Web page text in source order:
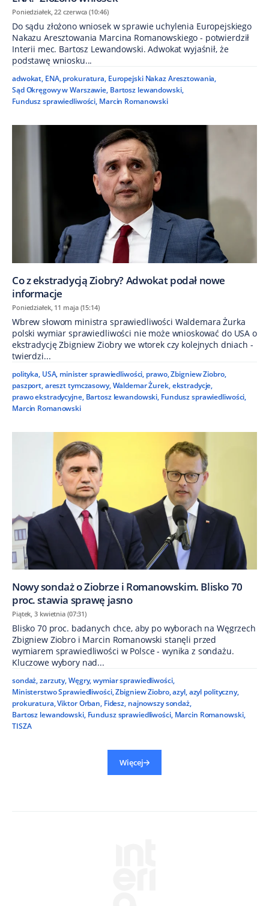
Poniedziałek, 22 czerwca (10:46)
Do sądu złożono wniosek w sprawie uchylenia Europejskiego
Nakazu Aresztowania Marcina Romanowskiego - potwierdził
Interii mec. Bartosz Lewandowski. Adwokat wyjaśnił, że
podstawę wniosku...
adwokat, ENA, prokuratura, Europejski Nakaz Aresztowania,
Sąd Okręgowy w Warszawie, Bartosz lewandowski,
Fundusz sprawiedliwości, Marcin Romanowski
Co z ekstradycją Ziobry? Adwokat podał nowe
informacje
Poniedziałek, 11 maja (15:14)
Wbrew słowom ministra sprawiedliwości Waldemara Żurka
polski wymiar sprawiedliwości nie może wnioskować do USA o
ekstradycję Zbigniew Ziobry we wtorek czy kolejnych dniach -
twierdzi...
polityka, USA, minister sprawiedliwości, prawo,Zbigniew Ziobro,
paszport,areszt tymczasowy,Waldemar Żurek,ekstradycje,
prawo ekstradycyjne, Bartosz lewandowski, Fundusz sprawiedliwości,
Marcin Romanowski
Nowy sondaż o Ziobrze i Romanowskim. Blisko 70
proc. stawia sprawę jasno
Piątek, 3 kwietnia (07:31)
Blisko 70 proc. badanych chce, aby po wyborach na Węgrzech
Zbigniew Ziobro i Marcin Romanowski stanęli przed
wymiarem sprawiedliwości w Polsce - wynika z sondażu.
Kluczowe wybory nad...
sondaż,zarzuty,Węgry,wymiar sprawiedliwości,
Ministerstwo Sprawiedliwości,Zbigniew Ziobro,azyl,azyl polityczny,
prokuratura,Viktor Orban, Fidesz, najnowszy sondaż,
Bartosz lewandowski, Fundusz sprawiedliwości, Marcin Romanowski,
TISZA
Więcej